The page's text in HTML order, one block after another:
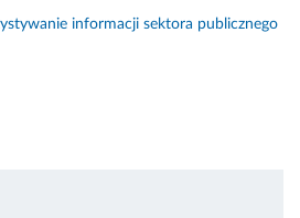
informacji sektora publicznego